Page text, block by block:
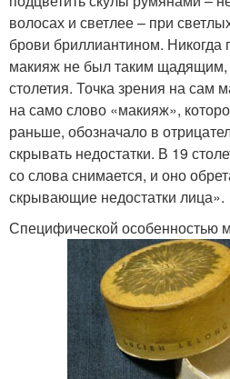
волосах и светлее – при
брови бриллиантином. Никогда
макияж не был таким щадящим,
столетия. Точка зрения на сам
на само слово «макияж»,
раньше, обозначало в
скрывать недостатки. В 19
со слова снимается, и оно
скрывающие недостатки лица».
Специфической особенностью